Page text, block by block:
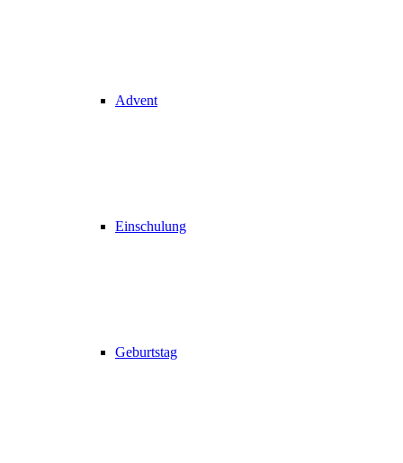
Advent
Einschulung
Geburtstag